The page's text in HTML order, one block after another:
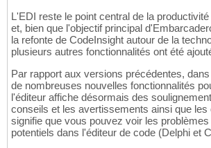
L'EDI reste le point central de la
et, bien que l'objectif principal
la refonte de CodeInsight autour de la
plusieurs autres fonctionnalités ont été
Par rapport aux versions précédentes,
de nombreuses nouvelles fonctionnalités
l'éditeur affiche désormais des
conseils et les avertissements ainsi que les
signifie que vous pouvez voir les
potentiels dans l'éditeur de code (Delphi et